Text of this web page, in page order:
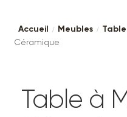
Accueil Meubles
Céramique
Table à